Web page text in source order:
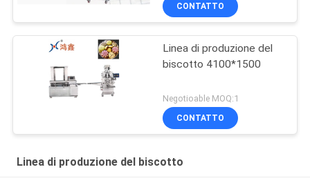
CONTATTO
Linea di produzione del
biscotto 4100*1500
Negotioable MOQ:1
CONTATTO
Linea di produzione del biscotto